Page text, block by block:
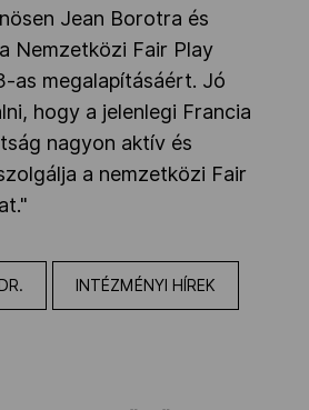
Jean Borotra és
Nemzetközi Fair Play
as megalapításáért. Jó
hogy a jelenlegi Francia
nagyon aktív és
a nemzetközi Fair
INTÉZMÉNYI HÍREK